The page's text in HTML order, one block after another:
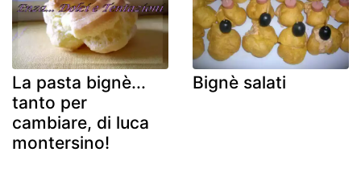
La pasta bignè...
tanto per
cambiare, di luca
montersino!
Bignè salati